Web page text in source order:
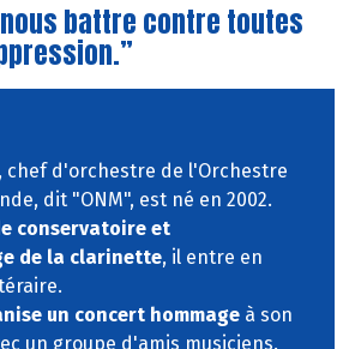
battre contre toutes
, chef d'orchestre de l'Orchestre
dit "ONM", est né en 2002.
conservatoire et
de la clarinette, il entre en
un concert hommage à son
un groupe d'amis musiciens.